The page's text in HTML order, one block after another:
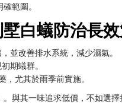
範圍。
白蟻防治長
並改善排水系統，減少濕氣。
期蟻群。
，尤其於雨季前實施。
與其一味追求低價，不如選